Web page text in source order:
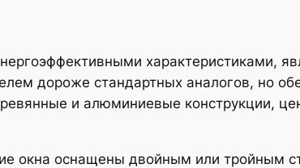
характеристиками,
дороже стандартных аналогов, но
и алюминиевые конструкции,
окна оснащены двойным или тройным